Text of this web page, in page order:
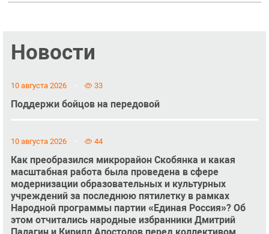
Новости
10 августа 2026 33
Поддержи бойцов на передовой
10 августа 2026 44
Как преобразился микрорайон Скобянка и какая
масштабная работа была проведена в сфере
модернизации образовательных и культурных
учреждений за последнюю пятилетку в рамках
Народной программы партии «Единая Россия»? Об
этом отчитались народные избранники Дмитрий